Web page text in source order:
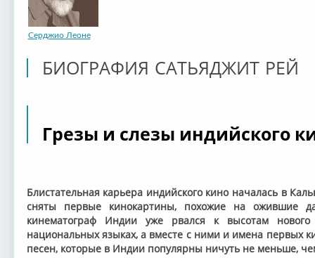
Серджио Леоне
БИОГРАФИЯ САТЬЯДЖИТ РЕЙ
Грезы и слезы индийского
Блистательная карьера индийского кино началась в
сняты первые кинокартины, похожие на ожившие
кинематограф Индии уже рвался к высотам
национальных языках, а вместе с ними и имена первых
песен, которые в Индии популярны ничуть не меньше,